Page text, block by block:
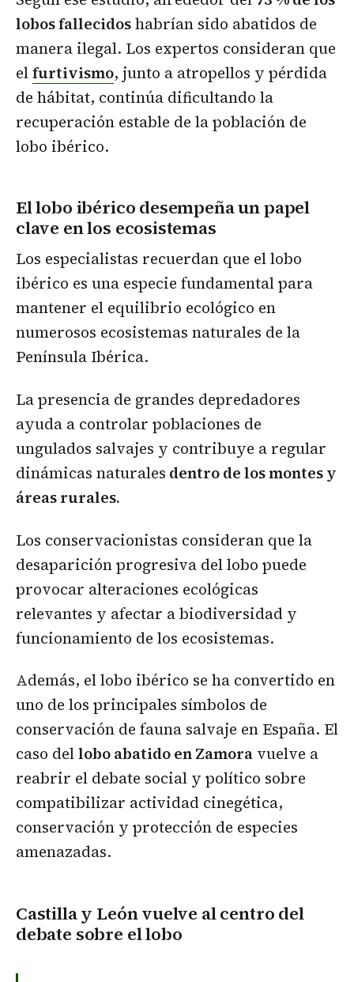
lobos fallecidoshabrían sido abatidos de
manera ilegal. Los expertos consideran que
elfurtivismo, junto a atropellos y pérdida
de hábitat, continúa dificultando la
recuperación estable de la población de
lobo ibérico.
El lobo ibérico desempeña un papel
clave en los ecosistemas
Los especialistas recuerdan que el lobo
ibérico es una especie fundamental para
mantener el equilibrio ecológico en
numerosos ecosistemas naturales de la
Península Ibérica.
La presencia de grandes depredadores
ayuda a controlar poblaciones de
ungulados salvajes y contribuye a regular
dinámicas naturales dentro de los montes y
áreas rurales.
Los conservacionistas consideran que la
desaparición progresiva del lobo puede
provocar alteraciones ecológicas
relevantes y afectar a biodiversidad y
funcionamiento de los ecosistemas.
Además, el lobo ibérico se ha convertido en
uno de los principales símbolos de
conservación de fauna salvaje en España. El
caso dellobo abatido en Zamora vuelve a
reabrir el debate social y político sobre
compatibilizar actividad cinegética,
conservación y protección de especies
amenazadas.
Castilla y León vuelve al centro del
debate sobre el lobo